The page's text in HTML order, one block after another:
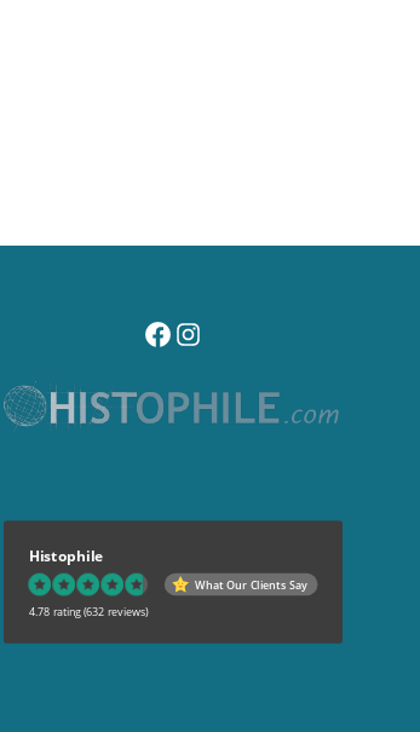
visitez notre page facebook
suivez notre compte
Histophile
What Our Clients Say
4.78 rating (632 reviews)